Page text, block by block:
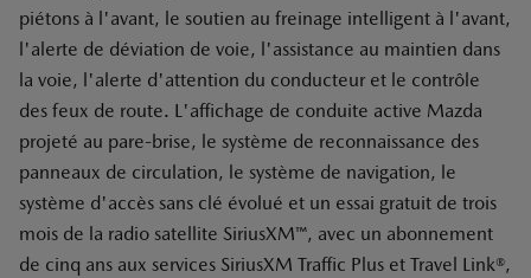
piétons à l'avant, le soutien au freinage intelligent à l'avant,
l'alerte de déviation de voie, l'assistance au maintien dans
la voie, l'alerte d'attention du conducteur et le contrôle
des feux de route. L'affichage de conduite active Mazda
projeté au pare-brise, le système de reconnaissance des
panneaux de circulation, le système de navigation, le
système d'accès sans clé évolué et un essai gratuit de trois
mois de la radio satellite SiriusXM™, avec un abonnement
de cinq ans aux services SiriusXM Traffic Plus et Travel Link®,